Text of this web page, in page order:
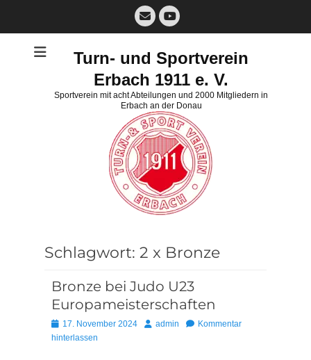
E-
MailYouTube
Turn- und Sportverein
Erbach 1911 e. V.
Sportverein mit acht Abteilungen und 2000 Mitgliedern in
Erbach an der Donau
Schlagwort: 2 x Bronze
Bronze bei Judo U23
Europameisterschaften
Posted
on
17. November 2024 Autoradmin
Kommentar
hinterlassen